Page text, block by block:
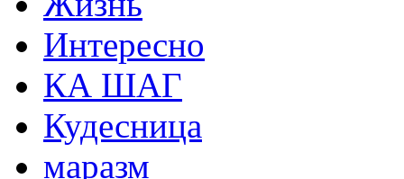
Интересно
КА ШАГ
Кудесница
маразм